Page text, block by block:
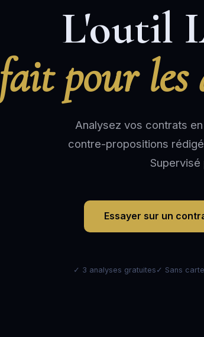
L'outil
fait pour les
Analysez vos contrats
contre-propositions
Supervisé
Essayer sur un
✓ 3 analyses gratuites ✓ Sans